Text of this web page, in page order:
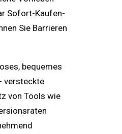
Sofort-Kaufen-
Sie Barrieren
bequemes
versteckte
von Tools wie